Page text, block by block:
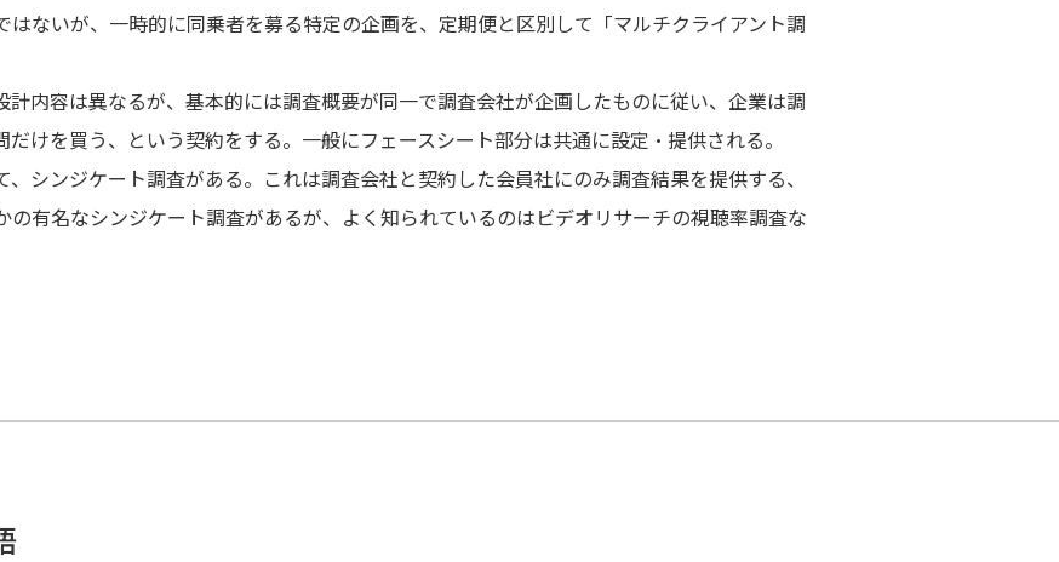
ないが、一時的に同乗者を募る特定の企画を、定期便と区別して「マルチクライアント調
内容は異なるが、基本的には調査概要が同一で調査会社が企画したものに従い、企業は調
けを買う、という契約をする。一般にフェースシート部分は共通に設定・提供される。
シンジケート調査がある。これは調査会社と契約した会員社にのみ調査結果を提供する、
有名なシンジケート調査があるが、よく知られているのはビデオリサーチの視聴率調査な